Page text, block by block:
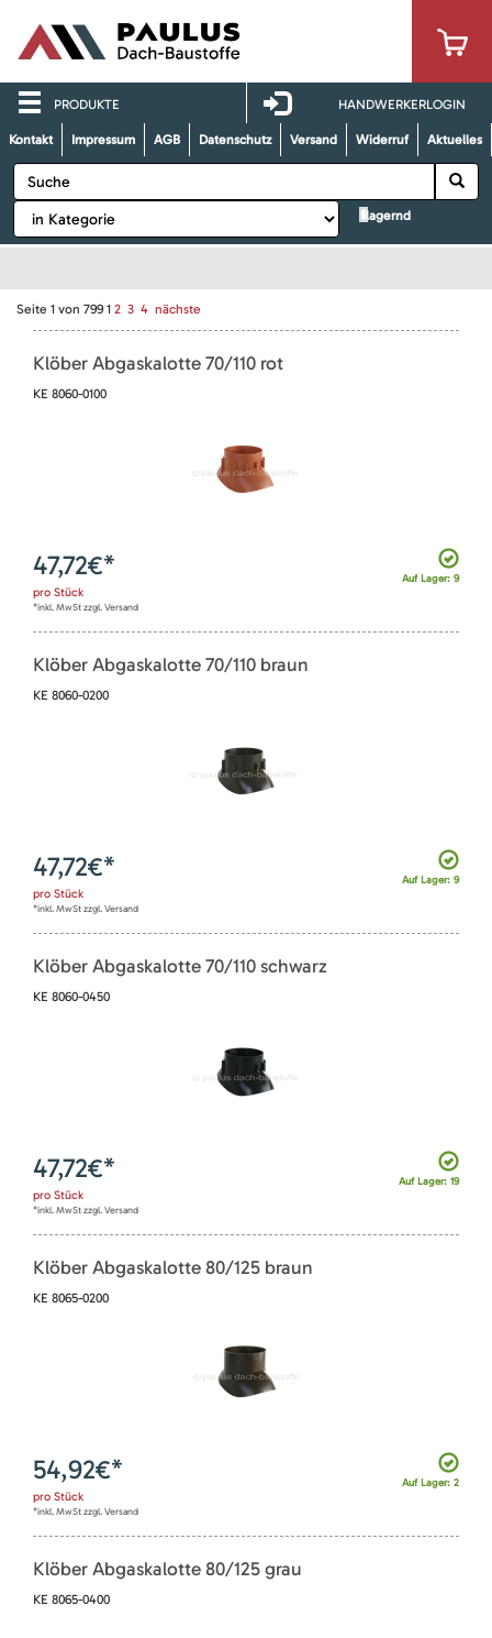
PRODUKTE HANDWERKERLOGIN
Kontakt Impressum AGB Datenschutz Versand Widerruf Aktuelles
lagernd
Seite 1 von 799 1 2 3 4 nächste
Klöber Abgaskalotte 70/110 rot
KE 8060-0100
Auf Lager: 9
47,72€*
pro Stück
*inkl. MwSt zzgl. Versand
Klöber Abgaskalotte 70/110 braun
KE 8060-0200
Auf Lager: 9
47,72€*
pro Stück
*inkl. MwSt zzgl. Versand
Klöber Abgaskalotte 70/110 schwarz
KE 8060-0450
Auf Lager: 19
47,72€*
pro Stück
*inkl. MwSt zzgl. Versand
Klöber Abgaskalotte 80/125 braun
KE 8065-0200
Auf Lager: 2
54,92€*
pro Stück
*inkl. MwSt zzgl. Versand
Klöber Abgaskalotte 80/125 grau
KE 8065-0400